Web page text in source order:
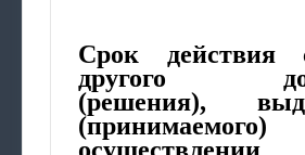
Срок действия
другого
(решения),